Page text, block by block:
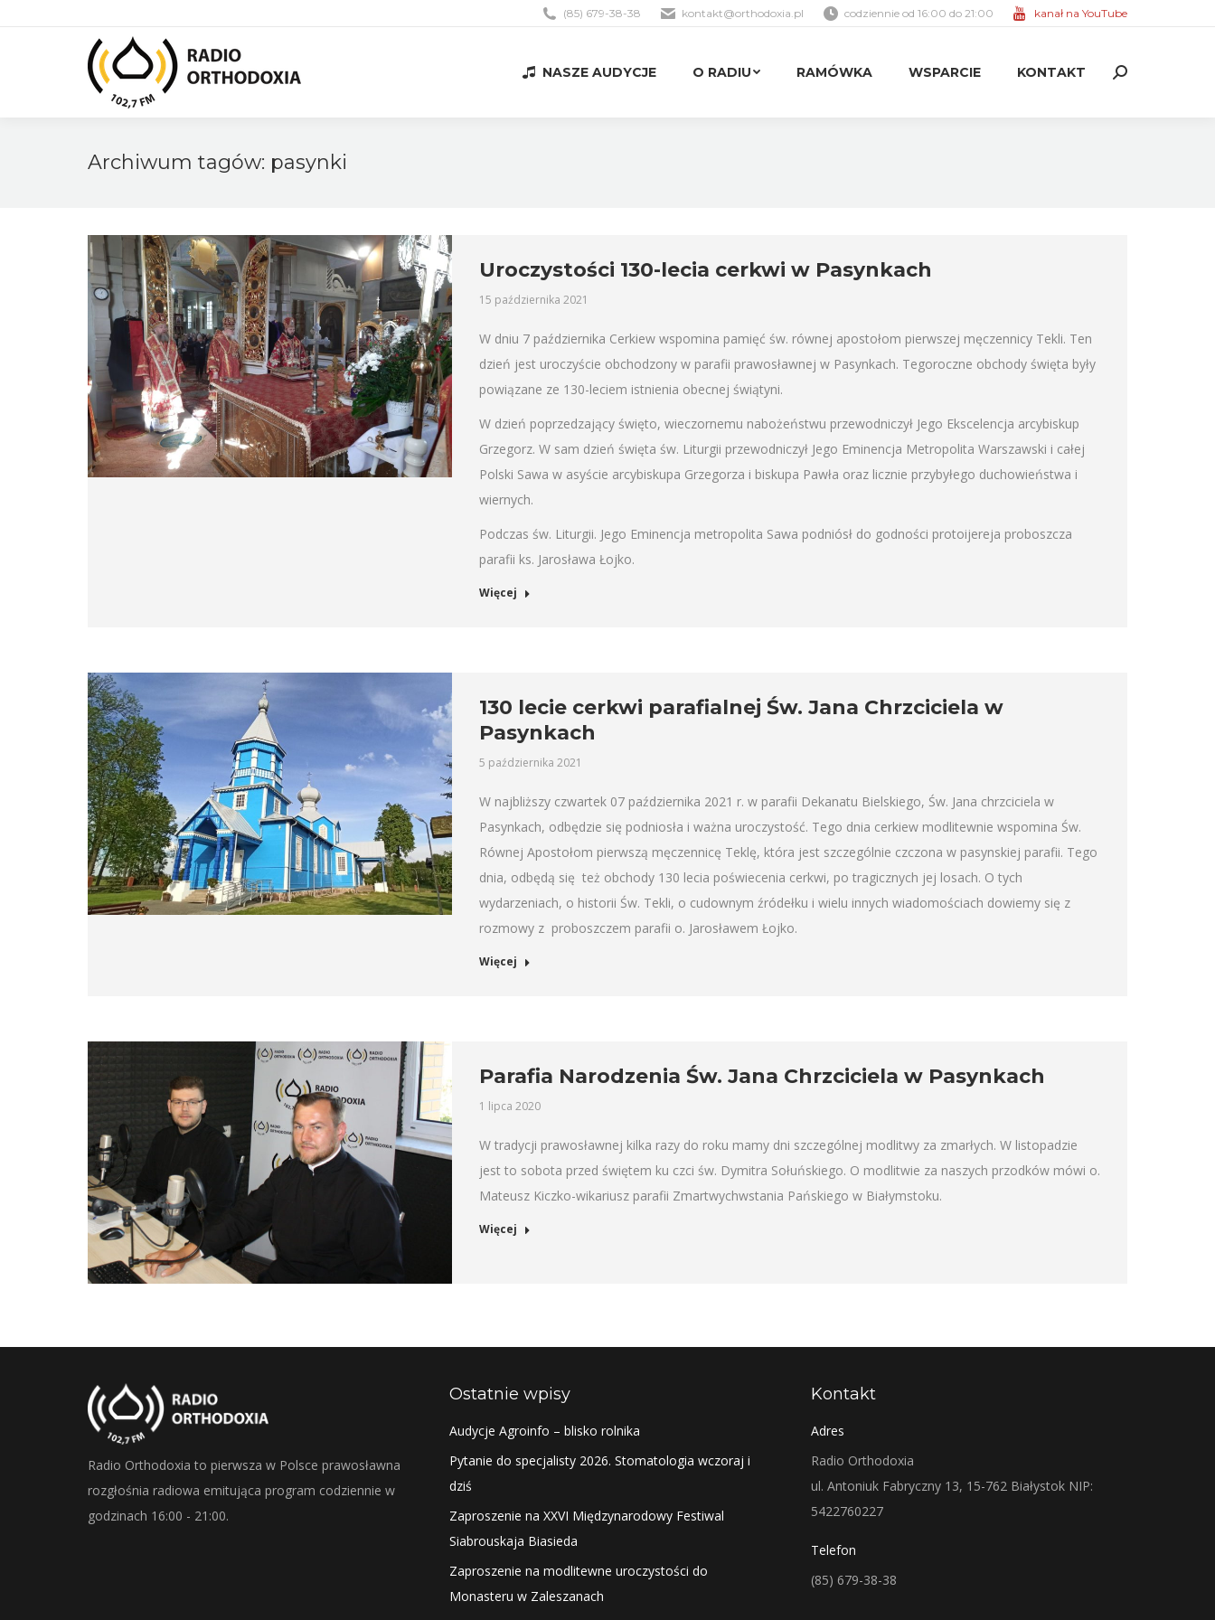
(85) 679-38-38 kontakt@orthodoxia.pl codziennie od 16:00 do 21:00 kanał na YouTube
NASZE AUDYCJE O RADIU RAMÓWKA WSPARCIE KONTAKT Search:
Archiwum tagów: pasynki
Uroczystości 130-lecia cerkwi w Pasynkach
15 października 2021
W dniu 7 października Cerkiew wspomina pamięć św. równej apostołom pierwszej męczennicy Tekli. Ten
dzień jest uroczyście obchodzony w parafii prawosławnej w Pasynkach. Tegoroczne obchody święta były
powiązane ze 130-leciem istnienia obecnej świątyni.
W dzień poprzedzający święto, wieczornemu nabożeństwu przewodniczył Jego Ekscelencja arcybiskup
Grzegorz. W sam dzień święta św. Liturgii przewodniczył Jego Eminencja Metropolita Warszawski i całej
Polski Sawa w asyście arcybiskupa Grzegorza i biskupa Pawła oraz licznie przybyłego duchowieństwa i
wiernych.
Podczas św. Liturgii. Jego Eminencja metropolita Sawa podniósł do godności protoijereja proboszcza
parafii ks. Jarosława Łojko.
Więcej
130 lecie cerkwi parafialnej Św. Jana Chrzciciela w
Pasynkach
5 października 2021
W najbliższy czwartek 07 października 2021 r. w parafii Dekanatu Bielskiego, Św. Jana chrzciciela w
Pasynkach, odbędzie się podniosła i ważna uroczystość. Tego dnia cerkiew modlitewnie wspomina Św.
Równej Apostołom pierwszą męczennicę Teklę, która jest szczególnie czczona w pasynskiej parafii. Tego
dnia, odbędą się też obchody 130 lecia poświecenia cerkwi, po tragicznych jej losach. O tych
wydarzeniach, o historii Św. Tekli, o cudownym źródełku i wielu innych wiadomościach dowiemy się z
rozmowy z proboszczem parafii o. Jarosławem Łojko.
Więcej
Parafia Narodzenia Św. Jana Chrzciciela w Pasynkach
1 lipca 2020
W tradycji prawosławnej kilka razy do roku mamy dni szczególnej modlitwy za zmarłych. W listopadzie
jest to sobota przed świętem ku czci św. Dymitra Sołuńskiego. O modlitwie za naszych przodków mówi o.
Mateusz Kiczko-wikariusz parafii Zmartwychwstania Pańskiego w Białymstoku.
Więcej
Radio Orthodoxia to pierwsza w Polsce prawosławna
rozgłośnia radiowa emitująca program codziennie w
godzinach 16:00 - 21:00.
Ostatnie wpisy
Audycje Agroinfo – blisko rolnika
Pytanie do specjalisty 2026. Stomatologia wczoraj i
dziś
Zaproszenie na XXVI Międzynarodowy Festiwal
Siabrouskaja Biasieda
Zaproszenie na modlitewne uroczystości do
Monasteru w Zaleszanach
Kontakt
Adres
Radio Orthodoxia
ul. Antoniuk Fabryczny 13, 15-762 Białystok NIP:
5422760227
Telefon
(85) 679-38-38